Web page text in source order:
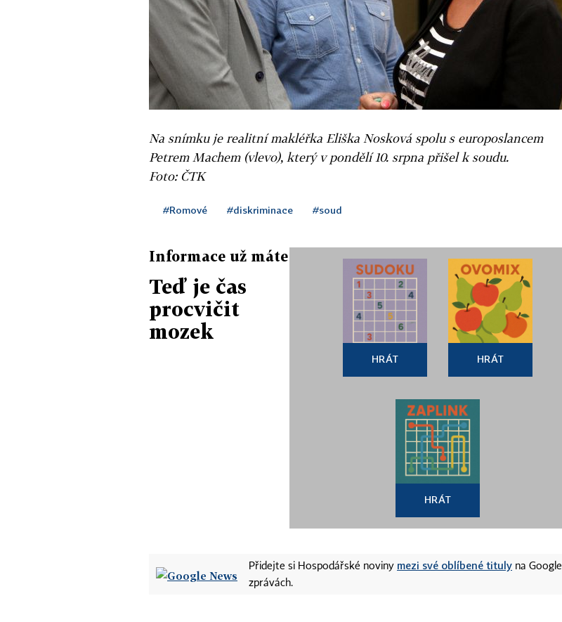
Na snímku je realitní makléřka Eliška Nosková spolu s europoslancem
Petrem Machem (vlevo), který v pondělí 10. srpna přišel k soudu.
Foto: ČTK
#Romové #diskriminace #soud
Informace už máte
Teď je čas
procvičit
mozek
HRÁT HRÁT
HRÁT
Přidejte si Hospodářské noviny mezi své oblíbené tituly na Google
zprávách.